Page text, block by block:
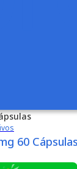
60 Cápsulas